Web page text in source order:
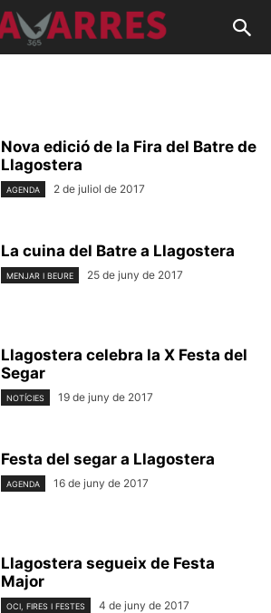
Nova edició de la Fira del Batre de
Llagostera
AGENDA 2 de juliol de 2017
La cuina del Batre a Llagostera
MENJAR I BEURE 25 de juny de 2017
Llagostera celebra la X Festa del
Segar
NOTÍCIES 19 de juny de 2017
Festa del segar a Llagostera
AGENDA 16 de juny de 2017
Llagostera segueix de Festa
Major
OCI, FIRES I FESTES 4 de juny de 2017